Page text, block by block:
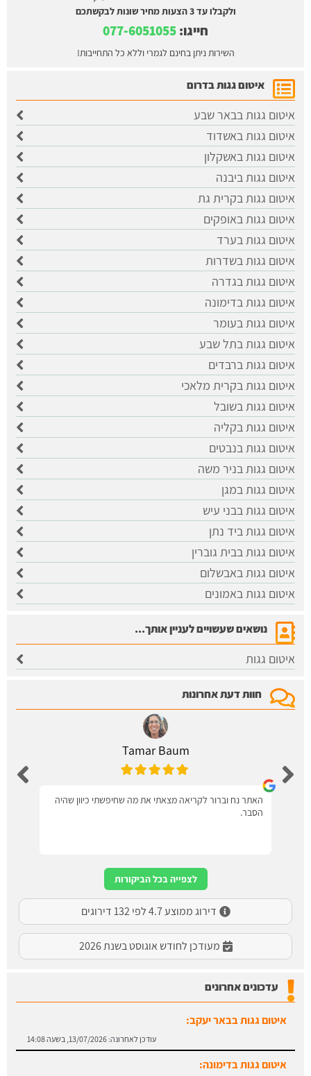
ולקבלו עד 3 הצעות מחיר שונות לבקשתכם
חייגו:
השירות ניתן בחינם לגמרי וללא כל התחייבות!
איטום גגות בדרום
איטום גגות בבאר שבע
איטום גגות באשדוד
איטום גגות באשקלון
איטום גגות ביבנה
איטום גגות בקרית גת
איטום גגות באופקים
איטום גגות בערד
איטום גגות בשדרות
איטום גגות בגדרה
איטום גגות בדימונה
איטום גגות בעומר
איטום גגות בתל שבע
איטום גגות ברבדים
איטום גגות בקרית מלאכי
איטום גגות בשובל
איטום גגות בקליה
איטום גגות בנבטים
איטום גגות בניר משה
איטום גגות במגן
איטום גגות בבני עיש
איטום גגות ביד נתן
איטום גגות בבית גוברין
איטום גגות באבשלום
איטום גגות באמונים
נושאים שעשויים לעניין אותך...
איטום גגות
חוות דעת אחרונות
Tamar Baum
האתר נח וברור לקריאה מצאתי את מה שחיפשתי כיוון שהיה
הסבר.
לצפייה בכל הביקורות
דירוג ממוצע 4.7 לפי 132 דירוגים
מעודכן לחודש אוגוסט בשנת 2026
עדכונים אחרונים